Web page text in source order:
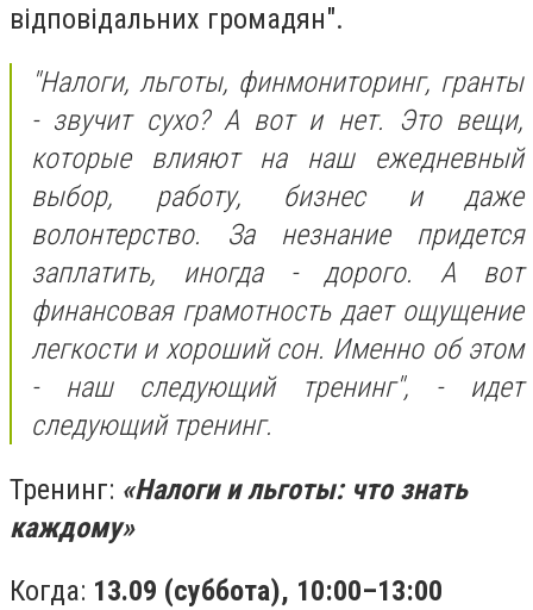
відповідальних громадян".
"Налоги, льготы, финмониторинг, гранты
- звучит сухо? А вот и нет. Это вещи,
которые влияют на наш ежедневный
выбор, работу, бизнес и даже
волонтерство. За незнание придется
заплатить, иногда - дорого. А вот
финансовая грамотность дает ощущение
легкости и хороший сон. Именно об этом
- наш следующий тренинг", - идет
следующий тренинг.
Тренинг: «Налоги и льготы: что знать
каждому»
Когда: 13.09 (суббота), 10:00–13:00